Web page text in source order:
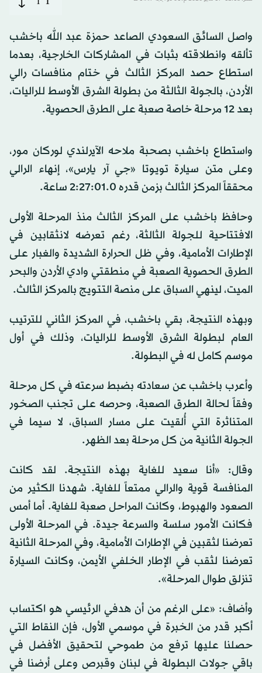
واصل السائق السعودي الصاعد حمزة عبد الله باخشب
تألقه وانطلاقته بثبات في المشاركات الخارجية، بعدما
استطاع حصد المركز الثالث في ختام منافسات رالي
الأردن، بالجولة الثالثة من بطولة الشرق الأوسط للراليات،
بعد 12 مرحلة خاصة صعبة على الطرق الحصوية.
واستطاع باخشب بصحبة ملاحه الآيرلندي لوركان مور،
وعلى متن سيارة تويوتا «جي آر يارس»، إنهاء الرالي
محققاً المركز الثالث بزمن قدره 2:27:01.0 ساعة.
وحافظ باخشب على المركز الثالث منذ المرحلة الأولى
الافتتاحية للجولة الثالثة، رغم تعرضه لانثقابين في
الإطارات الأمامية، وفي ظل الحرارة الشديدة والغبار على
الطرق الحصوية الصعبة في منطقتي وادي الأردن والبحر
الميت، لينهي السباق على منصة التتويج بالمركز الثالث.
وبهذه النتيجة، بقي باخشب، في المركز الثاني للترتيب
العام لبطولة الشرق الأوسط للراليات، وذلك في أول
موسم كامل له في البطولة.
وأعرب باخشب عن سعادته بضبط سرعته في كل مرحلة
وفقاً لحالة الطرق الصعبة، وحرصه على تجنب الصخور
المتناثرة التي أُلقيت على مسار السباق، لا سيما في
الجولة الثانية من كل مرحلة بعد الظهر.
وقال: «أنا سعيد للغاية بهذه النتيجة. لقد كانت
المنافسة قوية والرالي ممتعاً للغاية. شهدنا الكثير من
الصعود والهبوط، وكانت المراحل صعبة للغاية. أما أمس
فكانت الأمور سلسة والسرعة جيدة. في المرحلة الأولى
تعرضنا لثقبين في الإطارات الأمامية، وفي المرحلة الثانية
تعرضنا لثقب في الإطار الخلفي الأيمن، وكانت السيارة
تنزلق طوال المرحلة».
وأضاف: «على الرغم من أن هدفي الرئيسي هو اكتساب
أكبر قدر من الخبرة في موسمي الأول، فإن النقاط التي
حصلنا عليها ترفع من طموحي لتحقيق الأفضل في
باقي جولات البطولة في لبنان وقبرص وعلى أرضنا في